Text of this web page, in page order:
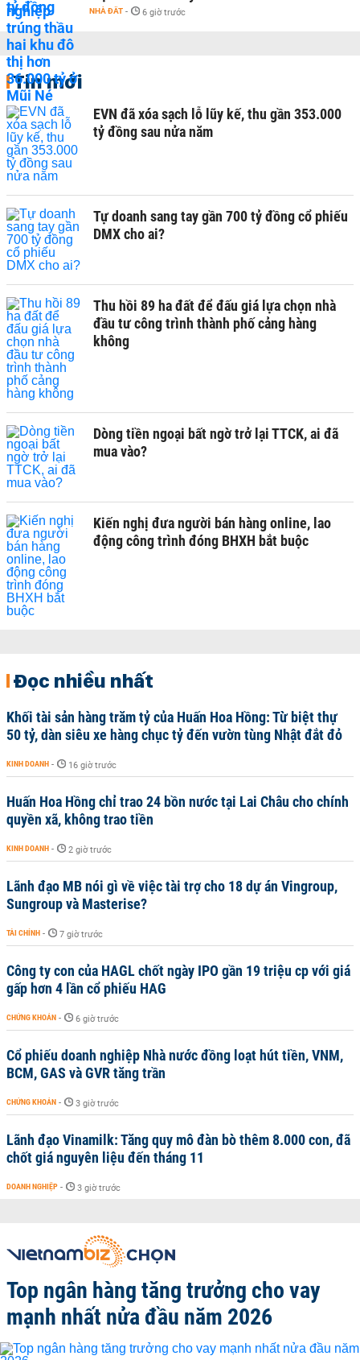
NHÀ ĐẤT - 6 giờ trước
Tin mới
EVN đã xóa sạch lỗ lũy kế, thu gần 353.000
tỷ đồng sau nửa năm
Tự doanh sang tay gần 700 tỷ đồng cổ phiếu
DMX cho ai?
Thu hồi 89 ha đất để đấu giá lựa chọn nhà
đầu tư công trình thành phố cảng hàng
không
Dòng tiền ngoại bất ngờ trở lại TTCK, ai đã
mua vào?
Kiến nghị đưa người bán hàng online, lao
động công trình đóng BHXH bắt buộc
Đọc nhiều nhất
Khối tài sản hàng trăm tỷ của Huấn Hoa Hồng: Từ biệt thự
50 tỷ, dàn siêu xe hàng chục tỷ đến vườn tùng Nhật đắt đỏ
KINH DOANH - 16 giờ trước
Huấn Hoa Hồng chỉ trao 24 bồn nước tại Lai Châu cho chính
quyền xã, không trao tiền
KINH DOANH - 2 giờ trước
Lãnh đạo MB nói gì về việc tài trợ cho 18 dự án Vingroup,
Sungroup và Masterise?
TÀI CHÍNH - 7 giờ trước
Công ty con của HAGL chốt ngày IPO gần 19 triệu cp với giá
gấp hơn 4 lần cổ phiếu HAG
CHỨNG KHOÁN - 6 giờ trước
Cổ phiếu doanh nghiệp Nhà nước đồng loạt hút tiền, VNM,
BCM, GAS và GVR tăng trần
CHỨNG KHOÁN - 3 giờ trước
Lãnh đạo Vinamilk: Tăng quy mô đàn bò thêm 8.000 con, đã
chốt giá nguyên liệu đến tháng 11
DOANH NGHIỆP - 3 giờ trước
Top ngân hàng tăng trưởng cho vay
mạnh nhất nửa đầu năm 2026